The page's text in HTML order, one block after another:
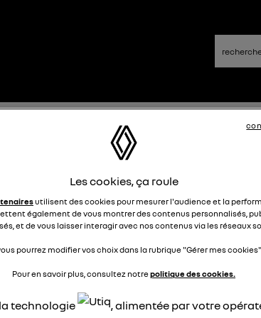
internet opérateur
2023 à16:05
prendre un abonnement hors Orange qui est très
9€ chez youprice...)
Les cookies, ça roule
utilisent des cookies pour mesurer l'audience et la
également de vous montrer des contenus personnalisés,
et de vous laisser interagir avec nos contenus via les réseaux
pourrez modifier vos choix dans la rubrique "Gérer mes
Pour en savoir plus, consultez notrepolitique des cookies.
technologie
, alimentée par votre